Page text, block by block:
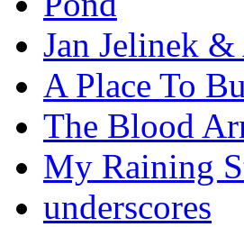
Jan Jelinek
A Place To
The Blood
My Raining
underscores